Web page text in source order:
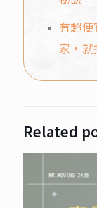
有超
家，就
Related